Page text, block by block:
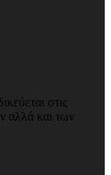
στις
αλλά και των